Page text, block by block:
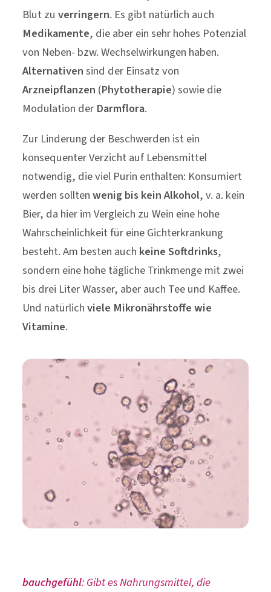
Blut zu verringern. Es gibt natürlich auch
Medikamente, die aber ein sehr hohes Potenzial
von Neben- bzw. Wechselwirkungen haben.
Alternativensind der Einsatz von
Arzneipflanzen (Phytotherapie) sowie die
Modulation der Darmflora.
Zur Linderung der Beschwerden ist ein
konsequenter Verzicht auf Lebensmittel
notwendig, die viel Purin enthalten: Konsumiert
werden solltenwenig bis kein Alkohol, v. a. kein
Bier, da hier im Vergleich zu Wein eine hohe
Wahrscheinlichkeit für eine Gichterkrankung
besteht. Am besten auch keine Softdrinks,
sondern eine hohe tägliche Trinkmenge mit zwei
bis drei Liter Wasser, aber auch Tee und Kaffee.
Und natürlichviele Mikronährstoffe wie
Vitamine.
bauchgefühl: Gibt es Nahrungsmittel, die